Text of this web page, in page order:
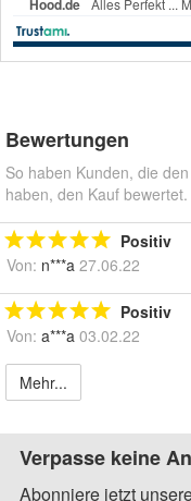
Bewertungen
So haben Kunden, die
haben, den Kauf bewertet.
Positiv
Von: n***a 27.06.22
Positiv
Von: a***a 03.02.22
Mehr...
Verpasse keine
Abonniere jetzt